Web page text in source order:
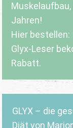
Jahren!
Hier bestellen:
Glyx-Leser
Rabatt.
GLYX – die
Diät von